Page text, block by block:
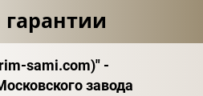
sami.com)" -
завода